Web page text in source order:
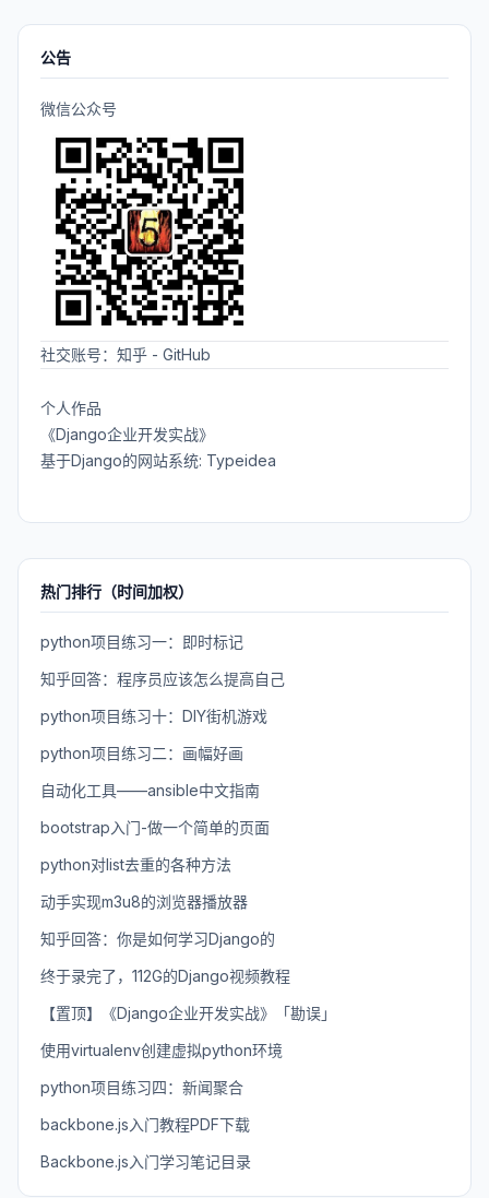
公告
微信公众号
社交账号： 知乎 - GitHub
个人作品
《Django企业开发实战》
基于Django的网站系统: Typeidea
热门排行（时间加权）
python项目练习一：即时标记
知乎回答：程序员应该怎么提高自己
python项目练习十：DIY街机游戏
python项目练习二：画幅好画
自动化工具——ansible中文指南
bootstrap入门-做一个简单的页面
python对list去重的各种方法
动手实现m3u8的浏览器播放器
知乎回答：你是如何学习Django的
终于录完了，112G的Django视频教程
【置顶】《Django企业开发实战》「勘误」
使用virtualenv创建虚拟python环境
python项目练习四：新闻聚合
backbone.js入门教程PDF下载
Backbone.js入门学习笔记目录